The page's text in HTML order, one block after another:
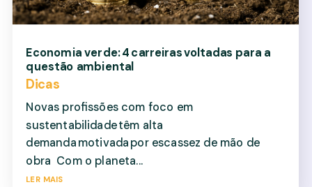
Economia verde: 4 carreiras voltadas para a
questão ambiental
Dicas
Novas profissões com foco em
sustentabilidade têm alta
demanda motivada por escassez de mão de
obra Com o planeta...
ler mais